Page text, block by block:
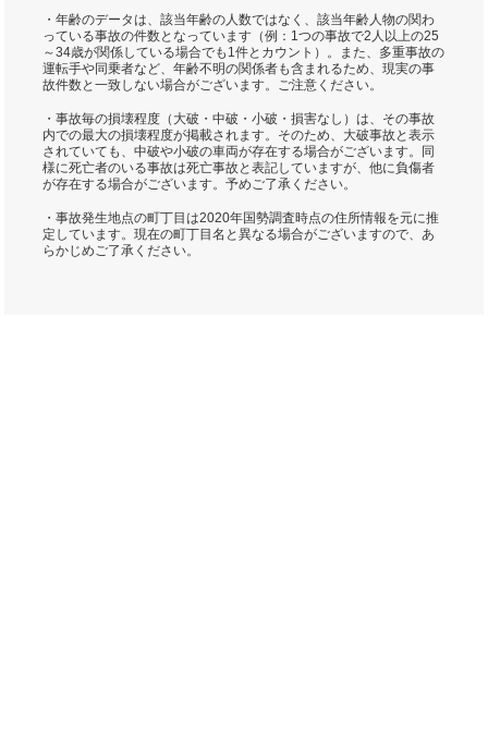
・年齢のデータは、該当年齢の人数ではなく、該当年齢人物の関わ
っている事故の件数となっています（例：1つの事故で2人以上の25
～34歳が関係している場合でも1件とカウント）。また、多重事故の
運転手や同乗者など、年齢不明の関係者も含まれるため、現実の事
故件数と一致しない場合がございます。ご注意ください。
・事故毎の損壊程度（大破・中破・小破・損害なし）は、その事故
内での最大の損壊程度が掲載されます。そのため、大破事故と表示
されていても、中破や小破の車両が存在する場合がございます。同
様に死亡者のいる事故は死亡事故と表記していますが、他に負傷者
が存在する場合がございます。予めご了承ください。
・事故発生地点の町丁目は2020年国勢調査時点の住所情報を元に推
定しています。現在の町丁目名と異なる場合がございますので、あ
らかじめご了承ください。